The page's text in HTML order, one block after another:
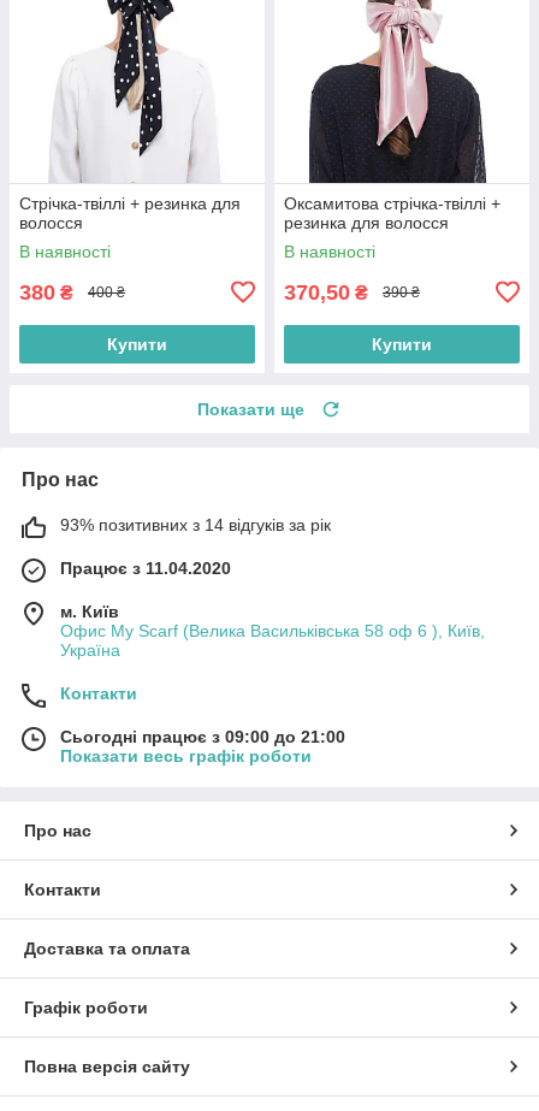
Стрічка-твіллі + резинка для
волосся
В наявності
380 ₴ 400 ₴
Купити
Оксамитова стрічка-твіллі +
резинка для волосся
В наявності
370,50 ₴ 390 ₴
Купити
Показати ще
Про нас
93% позитивних з 14 відгуків за рік
Працює з 11.04.2020
м. Київ
Офис My Scarf (Велика Васильківська 58 оф 6 ), Київ,
Україна
Контакти
Сьогодні працює з 09:00 до 21:00
Показати весь графік роботи
Про нас
Контакти
Доставка та оплата
Графік роботи
Повна версія сайту